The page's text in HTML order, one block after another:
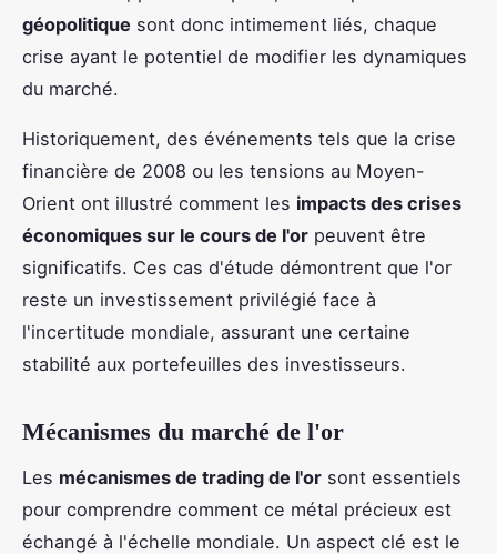
géopolitique sont donc intimement liés, chaque
crise ayant le potentiel de modifier les dynamiques
du marché.
Historiquement, des événements tels que la crise
financière de 2008 ou les tensions au Moyen-
Orient ont illustré comment les impacts des crises
économiques sur le cours de l'or peuvent être
significatifs. Ces cas d'étude démontrent que l'or
reste un investissement privilégié face à
l'incertitude mondiale, assurant une certaine
stabilité aux portefeuilles des investisseurs.
Mécanismes du marché de l'or
Les mécanismes de trading de l'or sont essentiels
pour comprendre comment ce métal précieux est
échangé à l'échelle mondiale. Un aspect clé est le